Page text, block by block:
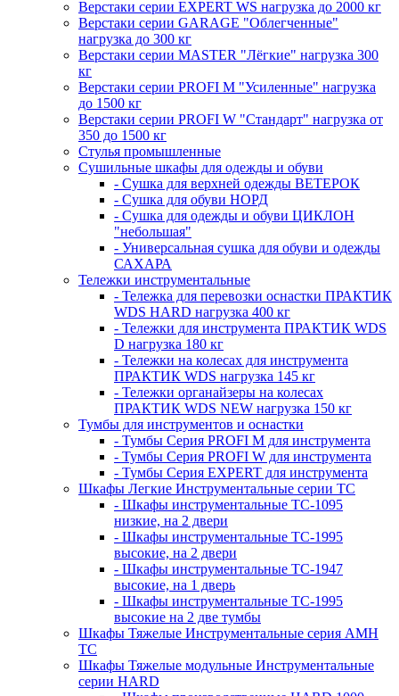
Верстаки серии EXPERT WS нагрузка до 2000 кг
Верстаки серии GARAGE "Облегченные"
нагрузка до 300 кг
Верстаки серии MASTER "Лёгкие" нагрузка 300
кг
Верстаки серии PROFI M "Усиленные" нагрузка
до 1500 кг
Верстаки серии PROFI W "Стандарт" нагрузка от
350 до 1500 кг
Стулья промышленные
Сушильные шкафы для одежды и обуви
- Сушка для верхней одежды ВЕТЕРОК
- Сушка для обуви НОРД
- Сушка для одежды и обуви ЦИКЛОН
"небольшая"
- Универсальная сушка для обуви и одежды
САХАРА
Тележки инструментальные
- Тележка для перевозки оснастки ПРАКТИК
WDS HARD нагрузка 400 кг
- Тележки для инструмента ПРАКТИК WDS
D нагрузка 180 кг
- Тележки на колесах для инструмента
ПРАКТИК WDS нагрузка 145 кг
- Тележки органайзеры на колесах
ПРАКТИК WDS NEW нагрузка 150 кг
Тумбы для инструментов и оснастки
- Тумбы Серия PROFI M для инструмента
- Тумбы Серия PROFI W для инструмента
- Тумбы Серия EXPERT для инструмента
Шкафы Легкие Инструментальные серии ТС
- Шкафы инструментальные TC-1095
низкие, на 2 двери
- Шкафы инструментальные TC-1995
высокие, на 2 двери
- Шкафы инструментальные ТС-1947
высокие, на 1 дверь
- Шкафы инструментальные ТС-1995
высокие на 2 две тумбы
Шкафы Тяжелые Инструментальные серия AMH
TC
Шкафы Тяжелые модульные Инструментальные
серии HARD